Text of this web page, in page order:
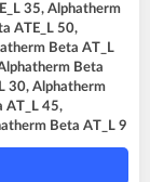
35, Alphatherm
ATE_L 50,
Beta AT_L
Beta
30, Alphatherm
AT_L 45,
Beta AT_L 9